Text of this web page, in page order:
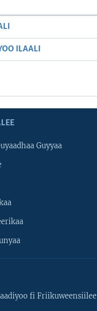
ILAALI
Guyyaa
fi Friikuweensiilee